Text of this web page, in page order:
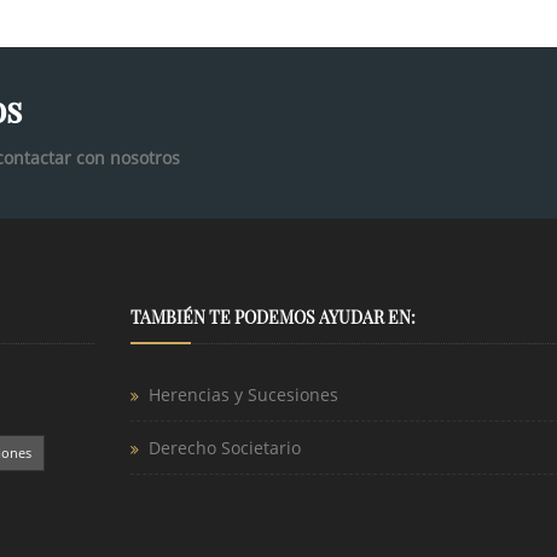
con nosotros
TAMBIÉN TE PODEMOS AYUDAR EN:
Herencias y Sucesiones
Derecho Societario